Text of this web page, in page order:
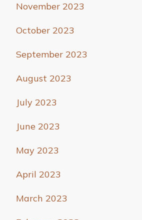
November 2023
October 2023
September 2023
August 2023
July 2023
June 2023
May 2023
April 2023
March 2023